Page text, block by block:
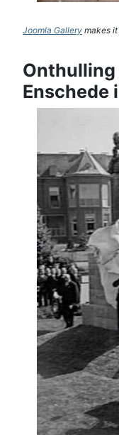
Joomla Gallery makes
Enschede